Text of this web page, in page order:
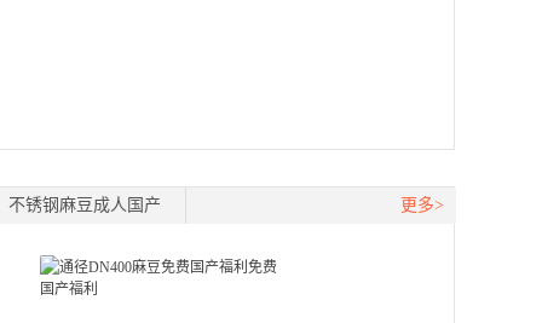
不锈钢麻豆成人国产 更多>